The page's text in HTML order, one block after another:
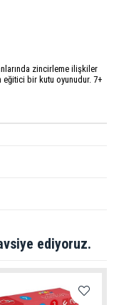
zincirleme ilişkiler
eğitici bir kutu oyunudur. 7+
ediyoruz.